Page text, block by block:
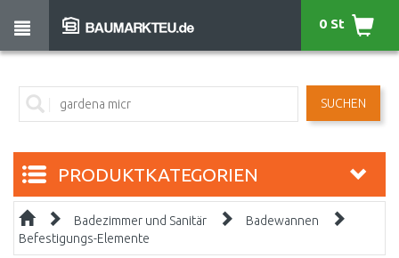
SUCHEN
0 St
PRODUKTKATEGORIEN
Badezimmer und Sanitär
Badewannen
Befestigungs-Elemente